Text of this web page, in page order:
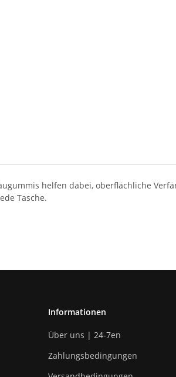
helfen dabei, oberflächliche
Tasche.
Informationen
Über uns | 24-7en
Zahlungsbedingungen